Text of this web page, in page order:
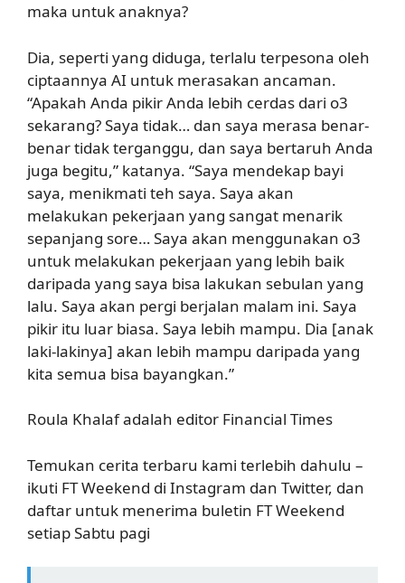
maka untuk anaknya?
Dia, seperti yang diduga, terlalu terpesona oleh
ciptaannya AI untuk merasakan ancaman.
“Apakah Anda pikir Anda lebih cerdas dari o3
sekarang? Saya tidak… dan saya merasa benar-
benar tidak terganggu, dan saya bertaruh Anda
juga begitu,” katanya. “Saya mendekap bayi
saya, menikmati teh saya. Saya akan
melakukan pekerjaan yang sangat menarik
sepanjang sore… Saya akan menggunakan o3
untuk melakukan pekerjaan yang lebih baik
daripada yang saya bisa lakukan sebulan yang
lalu. Saya akan pergi berjalan malam ini. Saya
pikir itu luar biasa. Saya lebih mampu. Dia [anak
laki-lakinya] akan lebih mampu daripada yang
kita semua bisa bayangkan.”
Roula Khalaf adalah editor Financial Times
Temukan cerita terbaru kami terlebih dahulu –
ikuti FT Weekend di Instagram dan Twitter, dan
daftar untuk menerima buletin FT Weekend
setiap Sabtu pagi